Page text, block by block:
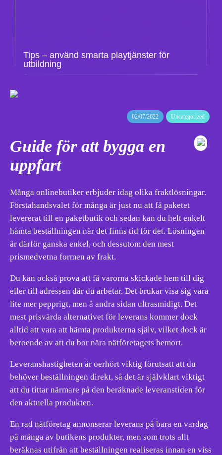
Tips – använd smarta playtjänster för
utbildning
02/07/2022 Uncategorized
Guide för att bygga en
uppfart
Många onlinebutiker erbjuder idag olika fraktlösningar.
Förstahandsvalet för många är just nu att få paketet
levererat till en paketbutik och sedan kan du helt enkelt
hämta beställningen när det finns tid för det. Lösningen
är därför ganska enkel, och dessutom den mest
prismedvetna formen av frakt.
Du kan också prova att få varorna skickade hem till dig
eller till adressen där du arbetar. Det brukar visa sig vara
lite mer pepprigt, men å andra sidan ultrasmidigt. Det
mest prisvärda alternativet för leverans kommer dock
alltid att vara att hämta produkterna själv, vilket dock är
beroende av att du bor nära nätföretagets hemort.
Leveranshastigheten är oerhört viktig förutsatt att du
behöver beställningen direkt, så det är självklart viktigt
att du tittar närmare på den beräknade leveranstiden för
den aktuella produkten.
En rad nätföretag annonserar leverans på bara en vardag
på många av butikens produkter, men som trots allt
beräknas utifrån att beställningen realiseras innan en viss